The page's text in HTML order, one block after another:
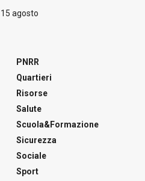
agosto
PNRR
Quartieri
Risorse
Salute
Scuola&Formazione
Sicurezza
Sociale
Sport